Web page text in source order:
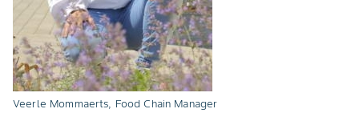
Veerle Mommaerts, Food Chain Manager